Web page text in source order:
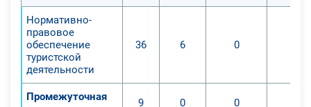
Нормативно-
правовое
обеспечение
туристской
деятельности
36 6 0
Промежуточная
9 0 0